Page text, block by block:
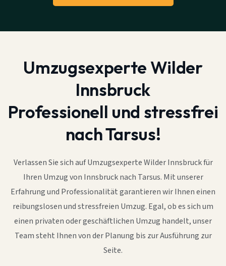
Umzugsexperte Wilder
Innsbruck
Professionell und stressfrei
nach Tarsus!
Verlassen Sie sich auf Umzugsexperte Wilder Innsbruck für
Ihren Umzug von Innsbruck nach Tarsus. Mit unserer
Erfahrung und Professionalität garantieren wir Ihnen einen
reibungslosen und stressfreien Umzug. Egal, ob es sich um
einen privaten oder geschäftlichen Umzug handelt, unser
Team steht Ihnen von der Planung bis zur Ausführung zur
Seite.